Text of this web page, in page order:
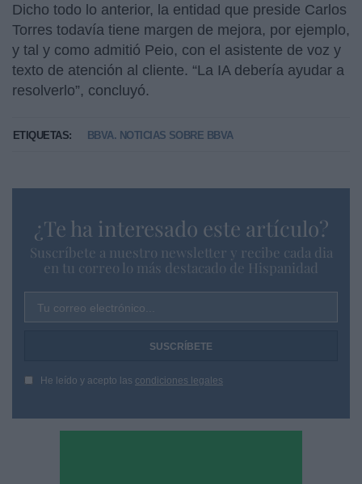
Dicho todo lo anterior, la entidad que preside Carlos
Torres todavía tiene margen de mejora, por ejemplo,
y tal y como admitió Peio, con el asistente de voz y
texto de atención al cliente. “La IA debería ayudar a
resolverlo”, concluyó.
ETIQUETAS: BBVA. NOTICIAS SOBRE BBVA
¿Te ha interesado este artículo?
Suscríbete a nuestro newsletter y recibe cada dia
en tu correo lo más destacado de Hispanidad
Tu correo electrónico...
He leído y acepto las condiciones legales